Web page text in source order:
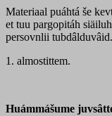
Materiaal puáhtá še
et tuu pargopitáh
persovnlii tubdâlduvâid.
1. almostittem.
Huámmášume